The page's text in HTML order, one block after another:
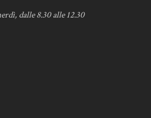
dalle 8.30 alle 12.30